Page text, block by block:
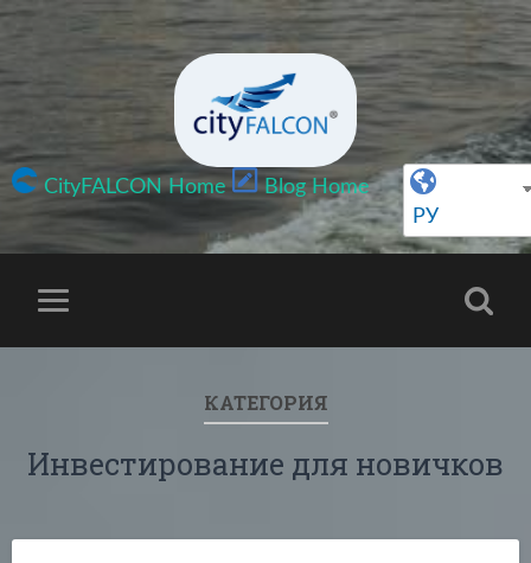
CityFALCON Home
Blog Home
РУ
КАТЕГОРИЯ
Инвестирование для новичков